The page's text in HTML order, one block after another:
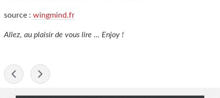
source : wingmind.fr
Allez, au plaisir de vous lire ... Enjoy !